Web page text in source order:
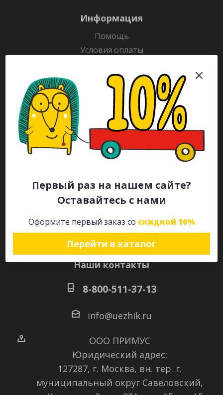
Первый раз на нашем сайте?
Оставайтесь с нами
Оформите первый заказ со скидкой 10%
Перейти в каталог
Информация
Помощь
Условия оплаты
Гарантия на товар
Раскраски
Рекламодателям
Каталог
Будьте всегда в курсе!
Наши контакты
8-800-511-37-13
info@uezhik.ru
ООО ПРИМУС
Юридический адрес:
127287, г. Москва, вн. тер. г.
муниципальный округ Савеловский,